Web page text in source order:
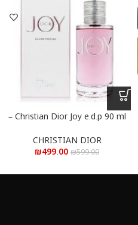
Christian Dior Joy e.d.p 90 ml –
CHRISTIAN DIOR
₪599.00
₪499.00